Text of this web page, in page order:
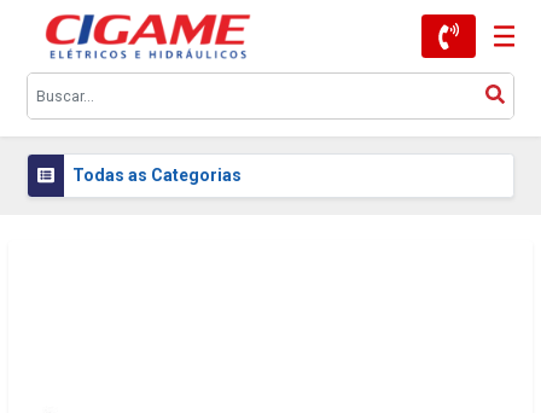
Todas as Categorias